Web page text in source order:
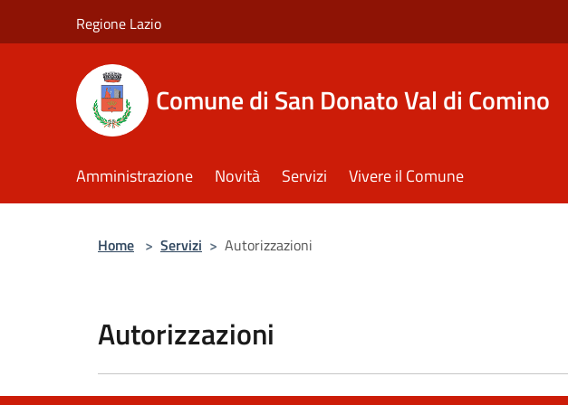
Regione Lazio
Comune di San Donato Val di Comino
Amministrazione Novità Servizi Vivere il Comune
Home > Servizi > Autorizzazioni
Autorizzazioni